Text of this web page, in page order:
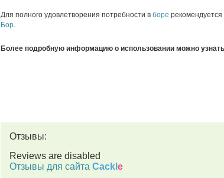
Для полного удовлетворения потребности в боре
Бор.
Более подробную информацию о использовании можно
Отзывы:
Reviews are disabled
Отзывы для сайта Cackl e